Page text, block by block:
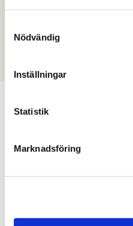
Nödvändig
Inställningar
Statistik
Marknadsföring
regionstäder som vi